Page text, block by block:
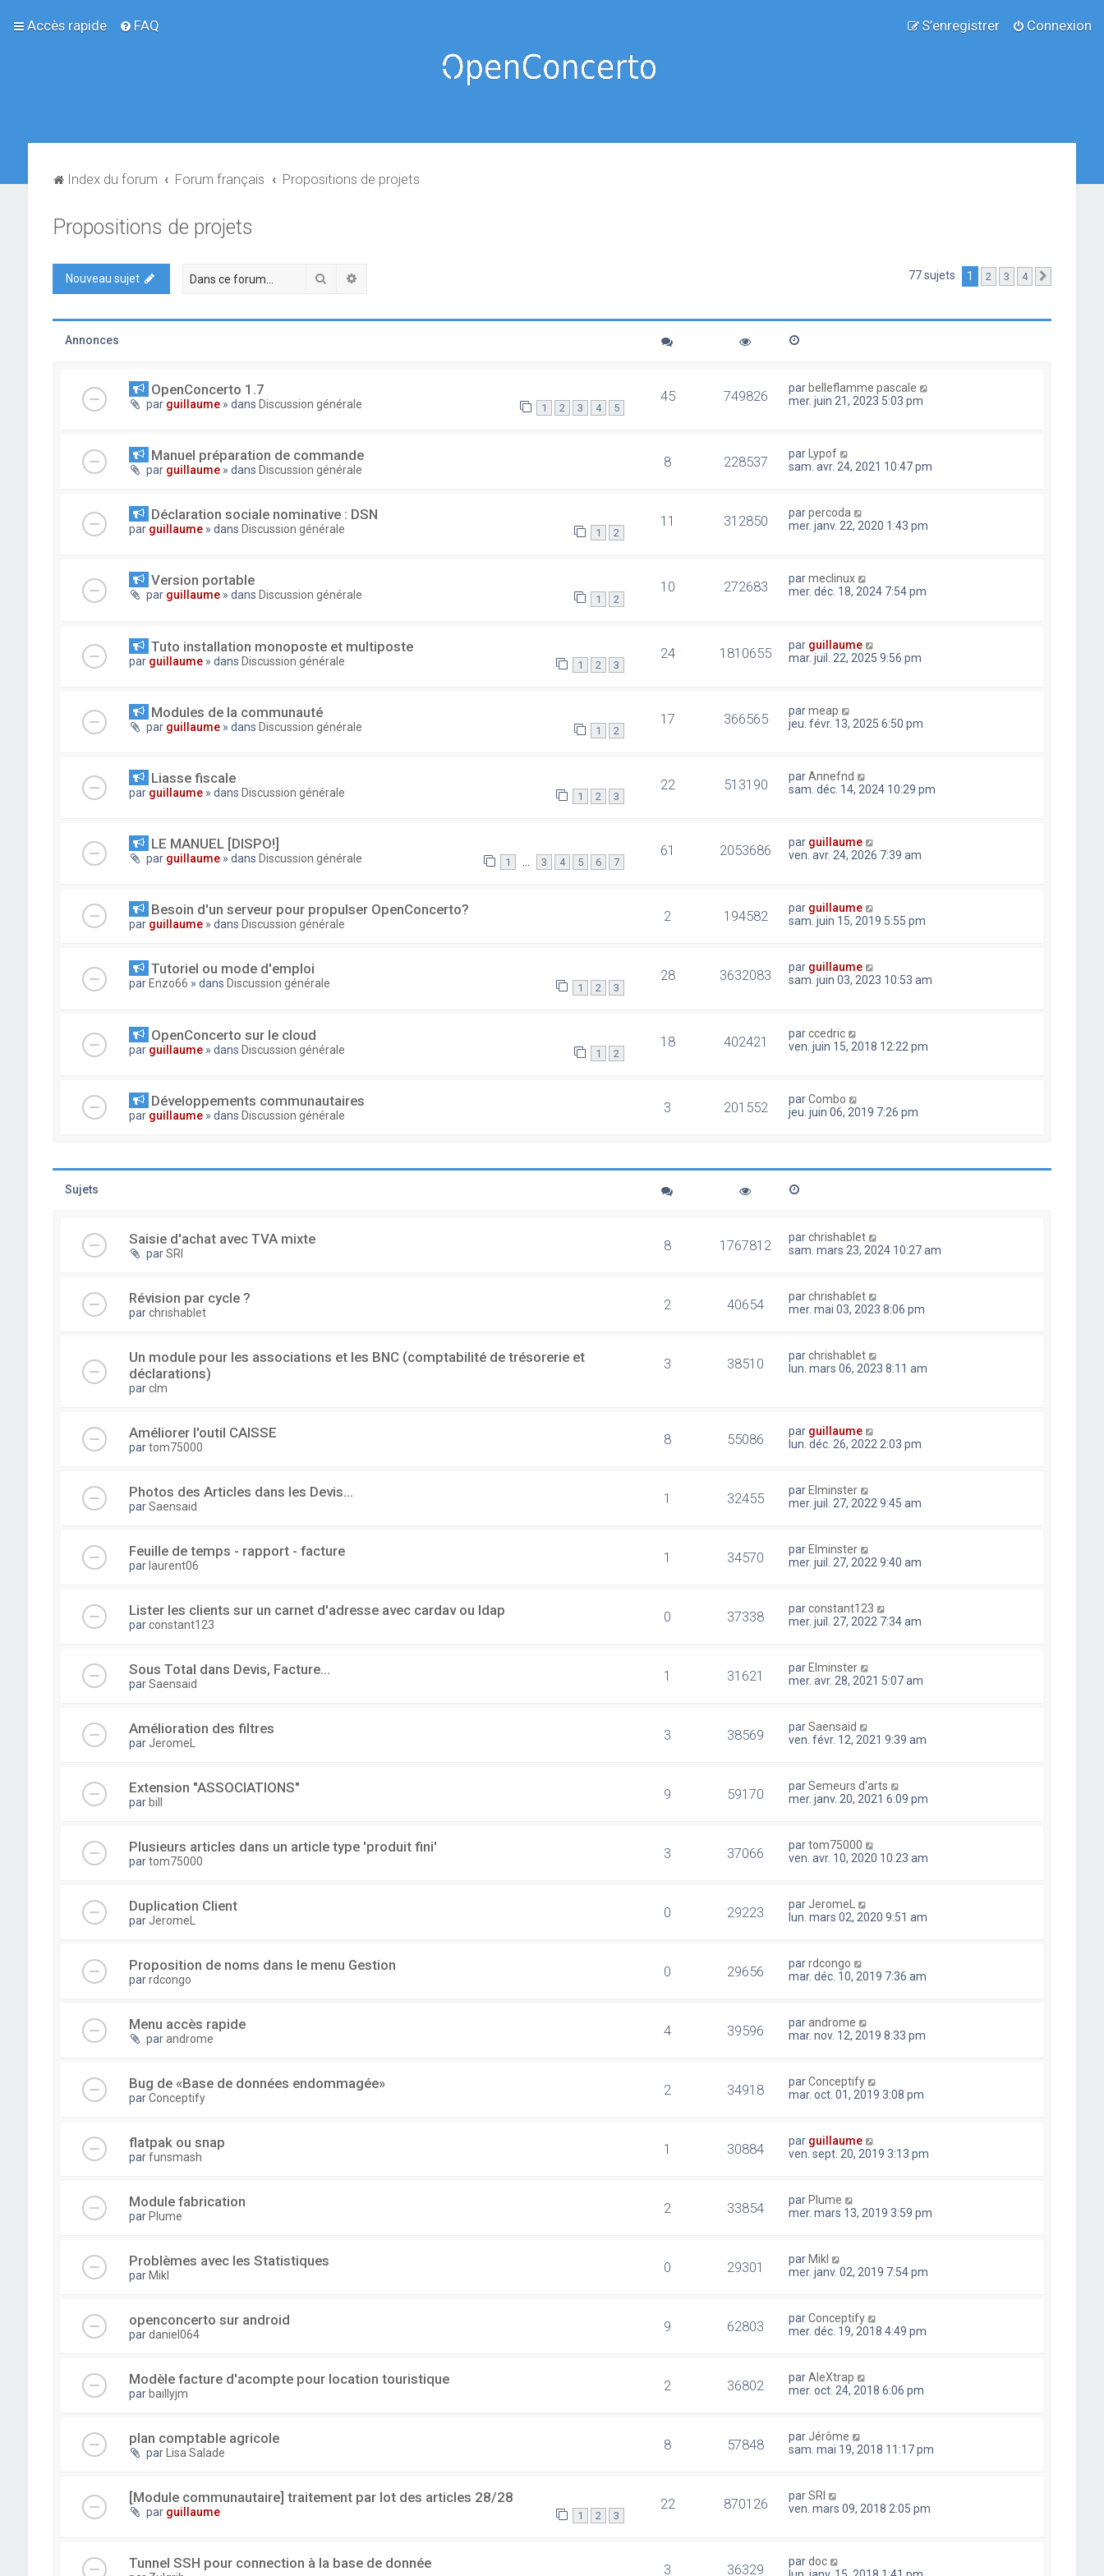
Accès rapide FAQ Connexion
S’enregistrer
Index du forum Forum français Propositions de projets
Propositions de projets
Nouveau sujet Rechercher 77 sujets 1 2 3 4
Annonces
OpenConcerto 1.7
par guillaume » dans Discussion générale 1 2 3 4 5
45 749826 par belleflamme pascale
mer. juin 21, 2023 5:03 pm
Manuel préparation de commande
par guillaume » dans Discussion générale 8 228537 par Lypof
sam. avr. 24, 2021 10:47 pm
Déclaration sociale nominative : DSN
par guillaume » dans Discussion générale 1 2
11 312850 parpercoda
mer. janv. 22, 2020 1:43 pm
Version portable
par guillaume » dans Discussion générale 1 2
10 272683 parmeclinux
mer. déc. 18, 2024 7:54 pm
Tuto installation monoposte et multiposte
par guillaume » dans Discussion générale 1 2 3
24 1810655 par guillaume
mar. juil. 22, 2025 9:56 pm
Modules de la communauté
par guillaume » dans Discussion générale 1 2
17 366565 parmeap
jeu. févr. 13, 2025 6:50 pm
Liasse fiscale
par guillaume » dans Discussion générale 1 2 3
22 513190 parAnnefnd
sam. déc. 14, 2024 10:29 pm
LE MANUEL [DISPO!]
par guillaume » dans Discussion générale 1 … 3 4 5 6 7
61 2053686 par guillaume
ven. avr. 24, 2026 7:39 am
Besoin d'un serveur pour propulser OpenConcerto?
par guillaume » dans Discussion générale 2 194582 par guillaume
sam. juin 15, 2019 5:55 pm
Tutoriel ou mode d'emploi
par Enzo66 » dans Discussion générale 1 2 3
28 3632083 par guillaume
sam. juin 03, 2023 10:53 am
OpenConcerto sur le cloud
par guillaume » dans Discussion générale 1 2
18 402421 parccedric
ven. juin 15, 2018 12:22 pm
Développements communautaires
par guillaume » dans Discussion générale 3 201552 parCombo
jeu. juin 06, 2019 7:26 pm
Sujets
Saisie d'achat avec TVA mixte
parSRI 8 1767812 parchrishablet
sam. mars 23, 2024 10:27 am
Révision par cycle ?
parchrishablet 2 40654 parchrishablet
mer. mai 03, 2023 8:06 pm
Un module pour les associations et les BNC (comptabilité de trésorerie et
déclarations)
parclm
3 38510 parchrishablet
lun. mars 06, 2023 8:11 am
Améliorer l'outil CAISSE
partom75000 8 55086 par guillaume
lun. déc. 26, 2022 2:03 pm
Photos des Articles dans les Devis...
parSaensaid 1 32455 par Elminster
mer. juil. 27, 2022 9:45 am
Feuille de temps - rapport - facture
par laurent06 1 34570 par Elminster
mer. juil. 27, 2022 9:40 am
Lister les clients sur un carnet d'adresse avec cardav ou ldap
parconstant123 0 37338 parconstant123
mer. juil. 27, 2022 7:34 am
Sous Total dans Devis, Facture...
parSaensaid 1 31621 par Elminster
mer. avr. 28, 2021 5:07 am
Amélioration des filtres
par JeromeL 3 38569 parSaensaid
ven. févr. 12, 2021 9:39 am
Extension "ASSOCIATIONS"
par bill 9 59170 parSemeurs d'arts
mer. janv. 20, 2021 6:09 pm
Plusieurs articles dans un article type 'produit fini'
partom75000 3 37066 partom75000
ven. avr. 10, 2020 10:23 am
Duplication Client
par JeromeL 0 29223 par JeromeL
lun. mars 02, 2020 9:51 am
Proposition de noms dans le menu Gestion
parrdcongo 0 29656 parrdcongo
mar. déc. 10, 2019 7:36 am
Menu accès rapide
parandrome 4 39596 parandrome
mar. nov. 12, 2019 8:33 pm
Bug de «Base de données endommagée»
parConceptify 2 34918 parConceptify
mar. oct. 01, 2019 3:08 pm
flatpak ou snap
parfunsmash 1 30884 par guillaume
ven. sept. 20, 2019 3:13 pm
Module fabrication
par Plume 2 33854 par Plume
mer. mars 13, 2019 3:59 pm
Problèmes avec les Statistiques
par Mikl 0 29301 par Mikl
mer. janv. 02, 2019 7:54 pm
openconcerto sur android
pardaniel064 9 62803 parConceptify
mer. déc. 19, 2018 4:49 pm
Modèle facture d'acompte pour location touristique
par baillyjm 2 36802 parAleXtrap
mer. oct. 24, 2018 6:06 pm
plan comptable agricole
par Lisa Salade 8 57848 par Jérôme
sam. mai 19, 2018 11:17 pm
[Module communautaire] traitement par lot des articles 28/28
par guillaume 1 2 3
22 870126 parSRI
ven. mars 09, 2018 2:05 pm
Tunnel SSH pour connection à la base de donnée 3 36329 pardoc